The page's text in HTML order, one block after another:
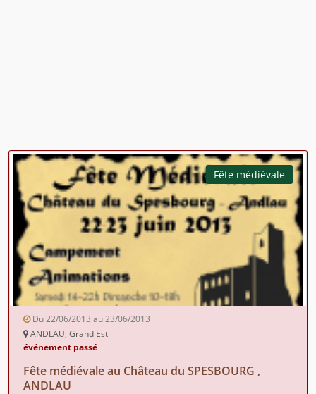
Fête médiévale
Du 22/06/2013 au 23/06/2013
ANDLAU, Grand Est
événement passé
Fête médiévale au Château du SPESBOURG ,
ANDLAU